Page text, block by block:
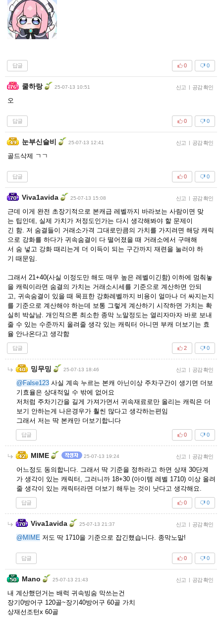
답글 0
0
쿨하랑 25-07-13 10:51 신고 | 공감 확인
오
답글 0
0
눈부신슬비 25-07-13 12:41 신고 | 공감 확인
골드삭제 ㄱㄱ
답글 0
0
Viva1avida 25-07-13 15:08 신고 | 공감 확인
근데 이게 완전 초장기적으로 본캐급 레벨까지 바라보는 사람이면 맞
는 팁인데, 실제 가치가 저정도인가는 다시 생각해봐야 할 문제이
긴 함. 저 숨결들이 거래소가격 그대로만큼의 가치를 가지려면 해당 캐릭
으로 강화를 하다가 귀속숨결이 다 떨어졌을 때 거래소에서 구매해
서 숨 넣고 강화 때리는게 더 이득이 되는 구간까지 재련을 눌러야 하
기 때문임.
그래서 21+40(사실 이정도만 해도 매우 높은 레벨이긴함) 이하에 멈춰놓
을 캐릭이라면 숨결의 가치는 거래소시세를 기준으로 계산하면 안되
고, 귀속숨결이 있을 때 목표한 강화레벨까지 비용이 얼마나 더 싸지는지
를 기준으로 계산해야 하는데 보통 그렇게 계산하기 시작하면 가치는 확
실히 박살남. 개인적으론 최소한 종막 노말정도는 열리자마자 바로 보내
줄 수 있는 수준까지 올려줄 생각 있는 캐릭터 아니면 부캐 더보기는 효
율 안나온다고 생각함
답글 0
2
밍무밍 25-07-13 18:46 신고 | 공감 확인
@False123 사실 계속 누르는 본캐 아닌이상 주차구간이 생기면 더보
기효율은 상대적일 수 밖에 없어요
저처럼 주차기간을 길게 가져가면서 귀속재료로만 올리는 캐릭은 더
보기 안하는게 나은경우가 훨씬 많다고 생각하는편임
그래서 저는 딱 본캐만 더보기합니다
답글 0
0
MIME 25-07-13 19:24 신고 | 공감 확인
어느정도 동의합니다. 그래서 딱 기준을 정하라고 하면 상재 30단계
가 생각이 있는 캐릭터, 그러니까 18+30 (아이템 레벨 1710) 이상 올려
줄 생각이 있는 캐릭터라면 더보기 해두는 것이 낫다고 생각해요.
답글 0
0
Viva1avida 25-07-13 21:37 신고 | 공감 확인
@MIME 저도 딱 1710을 기준으로 잡긴했습니다. 종막노말!
답글 0
0
Mano 25-07-13 21:43 신고 | 공감 확인
내 계산했던거는 배럭 귀속빙숨 막쓰는건
장기0방어구 120골~장기40방어구 60골 가치
상재선조턴x 60골